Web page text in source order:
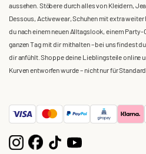
aussehen. Stöbere durch alles von Kleidern,
Dessous, Activewear, Schuhen mit extra
du nach einem neuen Alltagslook, einem
ganzen Tag mit dir mithalten – bei uns findest
dir anfühlt. Shoppe deine Lieblingsteile online
Kurven entworfen wurde – nicht nur für